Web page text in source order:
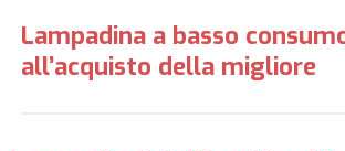
Lampadina a basso
all’acquisto della migliore